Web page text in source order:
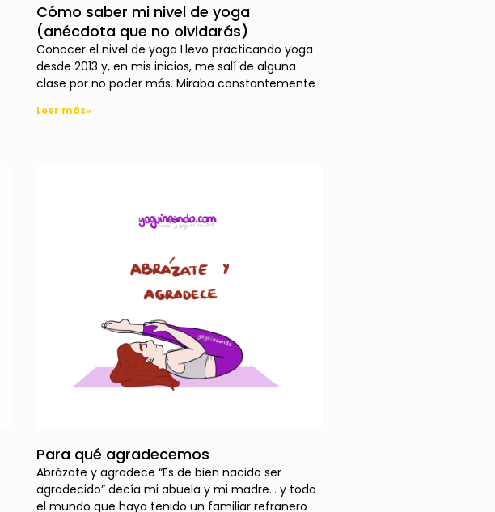
Cómo saber mi nivel de yoga
(anécdota que no olvidarás)
Conocer el nivel de yoga Llevo practicando yoga
desde 2013 y, en mis inicios, me salí de alguna
clase por no poder más. Miraba constantemente
Leer más»
Para qué agradecemos
Abrázate y agradece “Es de bien nacido ser
agradecido” decía mi abuela y mi madre… y todo
el mundo que haya tenido un familiar refranero